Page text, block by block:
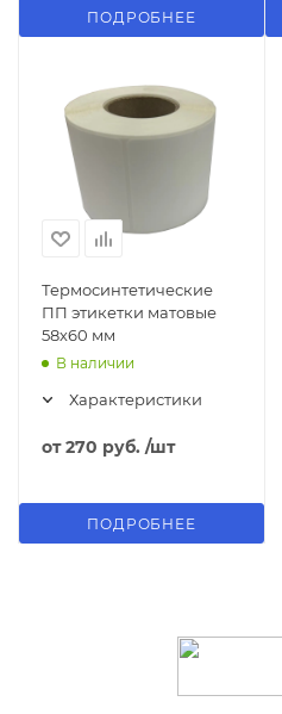
ПОДРОБНЕЕ
Термосинтетические
ПП этикетки матовые
58х60 мм
В наличии
Характеристики
от270 руб. /шт
ПОДРОБНЕЕ